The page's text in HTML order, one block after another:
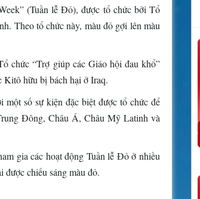
(Tuần lễ Đỏ), được tổ chức bởi Tổ
Theo tổ chức này, màu đỏ gợi lên màu
chức “Trợ giúp các Giáo hội đau khổ”
Kitô hữu bị bách hại ở Iraq.
số sự kiện đặc biệt được tổ chức để
Đông, Châu Á, Châu Mỹ Latinh và
gia các hoạt động Tuần lễ Đỏ ở nhiều
được chiếu sáng màu đỏ.